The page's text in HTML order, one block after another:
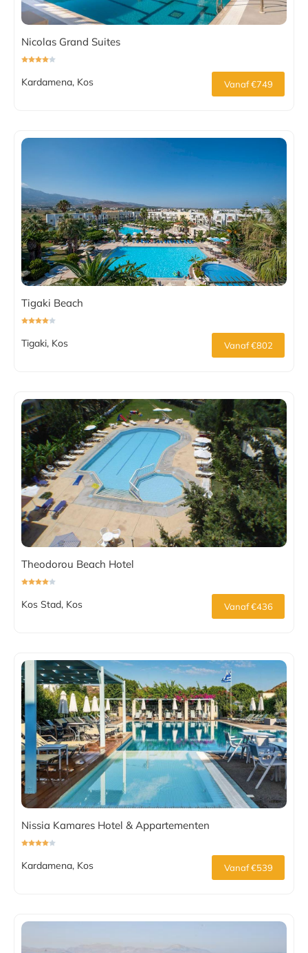
Nicolas Grand Suites
Kardamena, Kos Vanaf €749
Tigaki Beach
Tigaki, Kos Vanaf €802
Theodorou Beach Hotel
Kos Stad, Kos Vanaf €436
Nissia Kamares Hotel & Appartementen
Kardamena, Kos Vanaf €539